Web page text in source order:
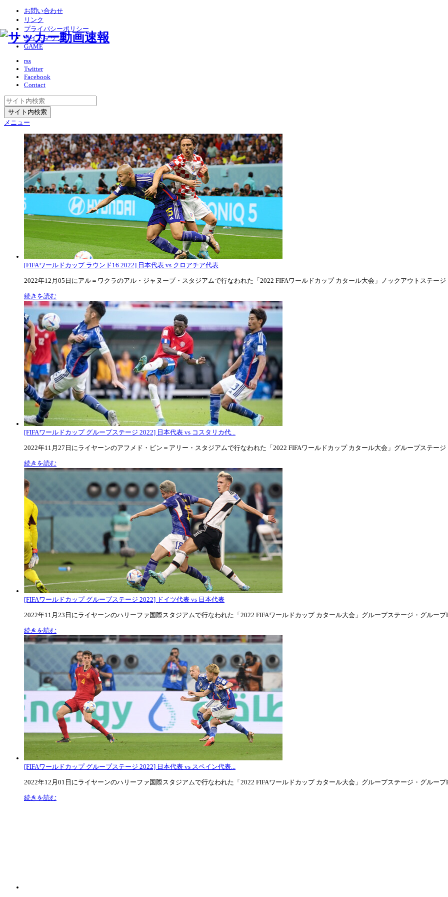
お問い合わせ
リンク
プライバシーポリシー
サイトマップ
GAME
rss
Twitter
Facebook
Contact
メニュー
[FIFAワールドカップ ラウンド16 2022] 日本代表 vs クロアチア代表
2022年12月05日にアル＝ワクラのアル・ジャヌーブ・スタジアムで行なわれた「2022 FIFAワールドカップ カタール大会」ノックアウトステージ
続きを読む
[FIFAワールドカップ グループステージ 2022] 日本代表 vs コスタリカ代...
2022年11月27日にライヤーンのアフメド・ビン＝アリー・スタジアムで行なわれた「2022 FIFAワールドカップ カタール大会」グループステージ
続きを読む
[FIFAワールドカップ グループステージ 2022] ドイツ代表 vs 日本代表
2022年11月23日にライヤーンのハリーファ国際スタジアムで行なわれた「2022 FIFAワールドカップ カタール大会」グループステージ・グループ
続きを読む
[FIFAワールドカップ グループステージ 2022] 日本代表 vs スペイン代表...
2022年12月01日にライヤーンのハリーファ国際スタジアムで行なわれた「2022 FIFAワールドカップ カタール大会」グループステージ・グループ
続きを読む